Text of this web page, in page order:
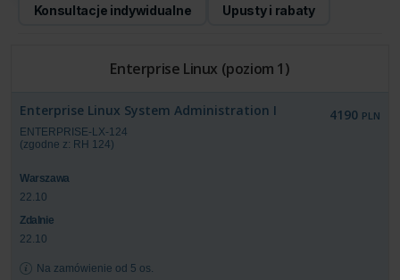
Konsultacje indywidualne Upusty i rabaty
Enterprise Linux (poziom 1)
Enterprise Linux System Administration I
ENTERPRISE-LX-124
(zgodne z: RH 124)
Warszawa
22.10
Zdalnie
22.10
Na zamówienie od 5 os.
4190 PLN